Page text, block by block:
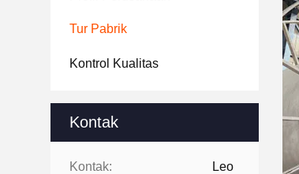
Tur Pabrik
Kontrol Kualitas
Kontak
Kontak: Leo